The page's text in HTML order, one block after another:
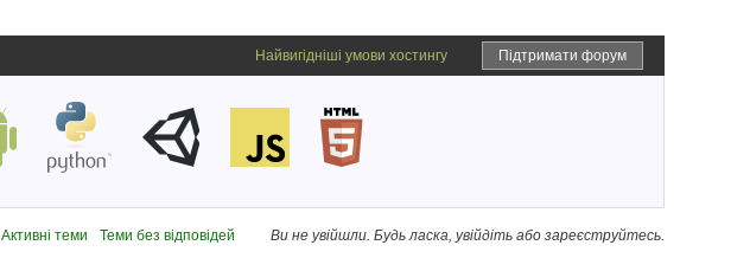
Підтримати форум
Найвигідніші умови хостингу
Ви не увійшли. Будь ласка, увійдіть або зареєструйтесь.
Активні теми Теми без відповідей